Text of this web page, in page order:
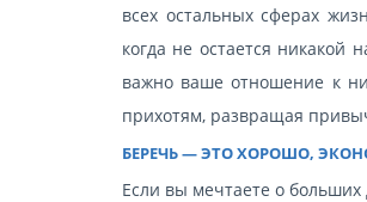
всех остальных сферах
когда не остается никакой
важно ваше отношение к
прихотям, развращая
БЕРЕЧЬ — ЭТО ХОРОШО,
Если вы мечтаете о больших